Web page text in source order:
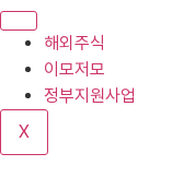
로
기
해외주식
이모저모
정부지원사업
X